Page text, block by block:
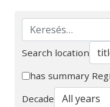
Search
Search location
has summary
Decade